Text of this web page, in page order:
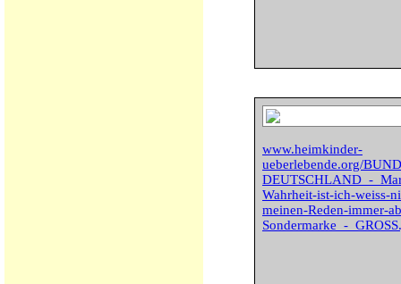
www.heimkinder-
ueberlebende.org/
DEUTSCHLAND_-
Wahrheit-ist-ich-weiss-
meinen-Reden-immer-
Sondermarke_-